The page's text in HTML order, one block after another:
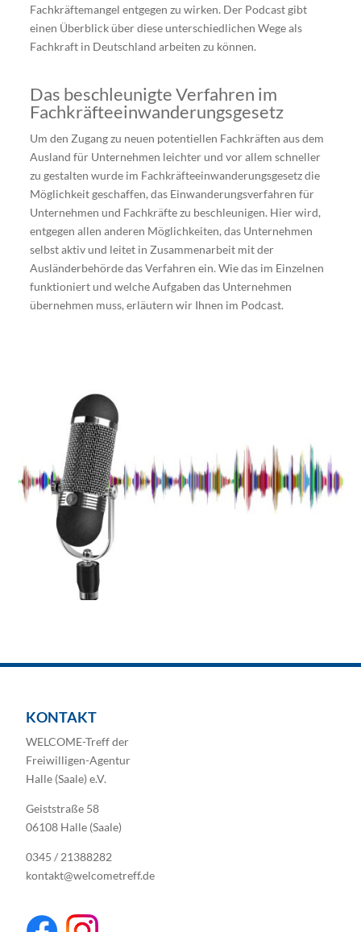
Fachkräftemangel entgegen zu wirken. Der Podcast gibt
einen Überblick über diese unterschiedlichen Wege als
Fachkraft in Deutschland arbeiten zu können.
Das beschleunigte Verfahren im
Fachkräfteeinwanderungsgesetz
Um den Zugang zu neuen potentiellen Fachkräften aus dem
Ausland für Unternehmen leichter und vor allem schneller
zu gestalten wurde im Fachkräfteeinwanderungsgesetz die
Möglichkeit geschaffen, das Einwanderungsverfahren für
Unternehmen und Fachkräfte zu beschleunigen. Hier wird,
entgegen allen anderen Möglichkeiten, das Unternehmen
selbst aktiv und leitet in Zusammenarbeit mit der
Ausländerbehörde das Verfahren ein. Wie das im Einzelnen
funktioniert und welche Aufgaben das Unternehmen
übernehmen muss, erläutern wir Ihnen im Podcast.
KONTAKT
WELCOME-Treff der
Freiwilligen-Agentur
Halle (Saale) e.V.
Geiststraße 58
06108 Halle (Saale)
0345 / 21388282
kontakt@welcometreff.de